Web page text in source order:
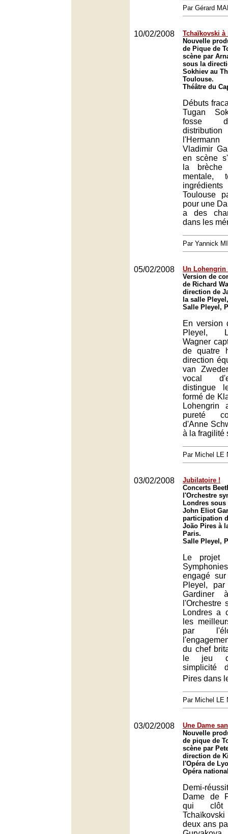
Par Gérard
10/02/2008
Tchaïkovski à
Nouvelle
de Pique de
scène par
sous la
Sokhiev au
Toulouse.
Théâtre du
Débuts
Tugan
fosse
Vladimir
en scène
la brèche
mentale,
Toulouse
pour une
a des
dans les
Par Yannick
05/02/2008
Un Lohengrin
Version de
de Richard
direction de
la salle
Salle Pleyel,
En version
Pleyel,
Wagner
de quatre
direction
van
vocal
distingue
formé de
Lohengrin
pureté
d'Anne
à la fragilité
Par Michel LE
03/02/2008
Jubilatoire !
Concerts
l'Orchestre
Londres
John Eliot
participation
João Pires à
Paris.
Salle Pleyel,
Le projet
engagé
Pleyel,
l'Orchestre
Londres a
les
par
du chef
le jeu
simplicité
Pires dans
Par Michel LE
03/02/2008
Une Dame
Nouvelle
de pique de
scène par
direction de
l'Opéra de
Opéra
Demi-
Dame de
qui
deux ans